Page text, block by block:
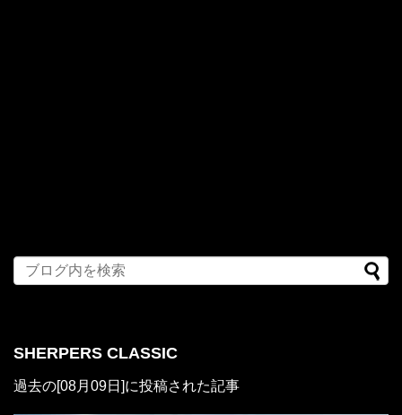
SHERPERS CLASSIC
過去の[08月09日]に投稿された記事